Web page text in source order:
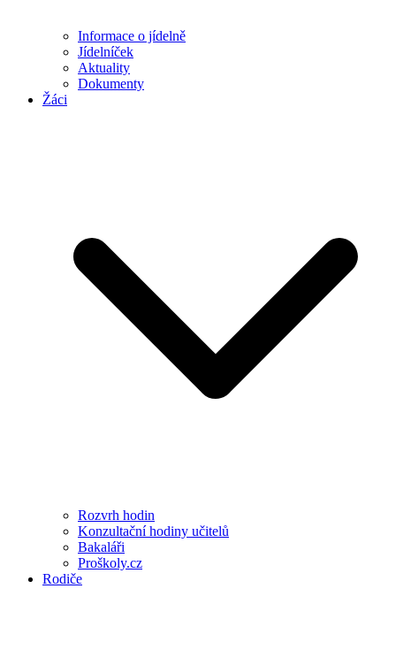
Informace o jídelně
Jídelníček
Aktuality
Dokumenty
Žáci
Rozvrh hodin
Konzultační hodiny učitelů
Bakaláři
Proškoly.cz
Rodiče